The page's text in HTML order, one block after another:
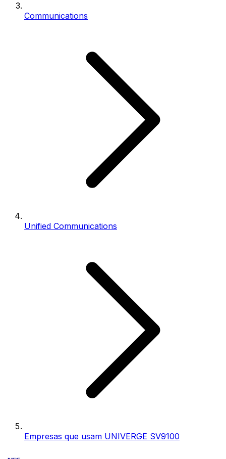
Communications
Unified Communications
Empresas que usam UNIVERGE SV9100